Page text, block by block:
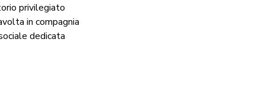
privilegiato
in compagnia
dedicata